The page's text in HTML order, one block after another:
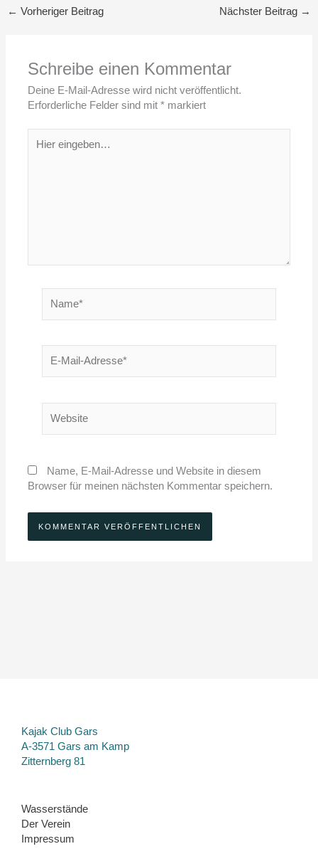
← Vorheriger Beitrag Nächster Beitrag →
Schreibe einen Kommentar
Deine E-Mail-Adresse wird nicht veröffentlicht.
Erforderliche Felder sind mit* markiert
eingeben…
Mail-
Name, E-Mail-Adresse und Website in diesem
Browser für meinen nächsten Kommentar speichern.
Kajak Club Gars
A-3571 Gars am Kamp
Zitternberg 81
Wasserstände
Der Verein
Impressum